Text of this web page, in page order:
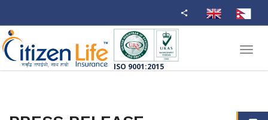
ISO 9001:2015